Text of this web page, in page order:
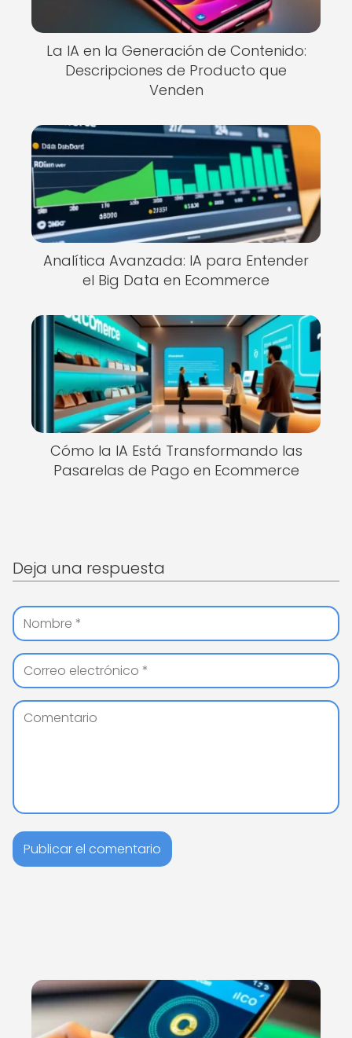
La IA en la Generación de Contenido:
Descripciones de Producto que
Venden
Analítica Avanzada: IA para Entender
el Big Data en Ecommerce
Cómo la IA Está Transformando las
Pasarelas de Pago en Ecommerce
Deja una respuesta